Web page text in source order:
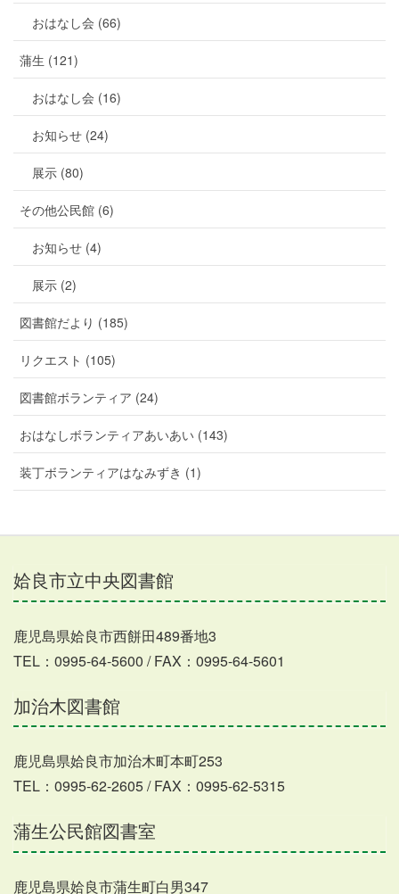
おはなし会 (66)
蒲生 (121)
おはなし会 (16)
お知らせ (24)
展示 (80)
その他公民館 (6)
お知らせ (4)
展示 (2)
図書館だより (185)
リクエスト (105)
図書館ボランティア (24)
おはなしボランティアあいあい (143)
装丁ボランティアはなみずき (1)
姶良市立中央図書館
鹿児島県姶良市西餅田489番地3
TEL：0995-64-5600 / FAX：0995-64-5601
加治木図書館
鹿児島県姶良市加治木町本町253
TEL：0995-62-2605 / FAX：0995-62-5315
蒲生公民館図書室
鹿児島県姶良市蒲生町白男347